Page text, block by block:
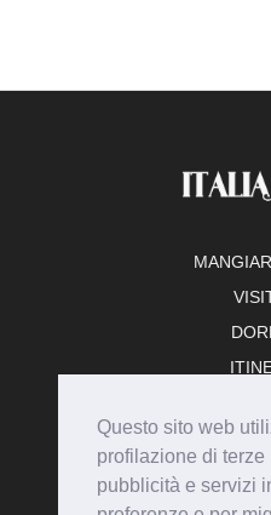
Questo sito web
profilazione di terze
pubblicità e servizi